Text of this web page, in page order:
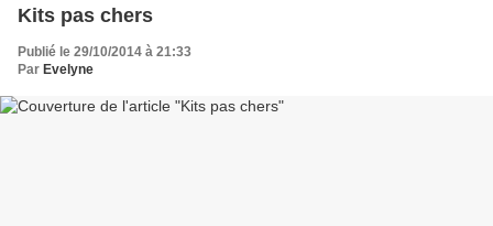
Kits pas chers
Publié le 29/10/2014 à 21:33
Par Evelyne